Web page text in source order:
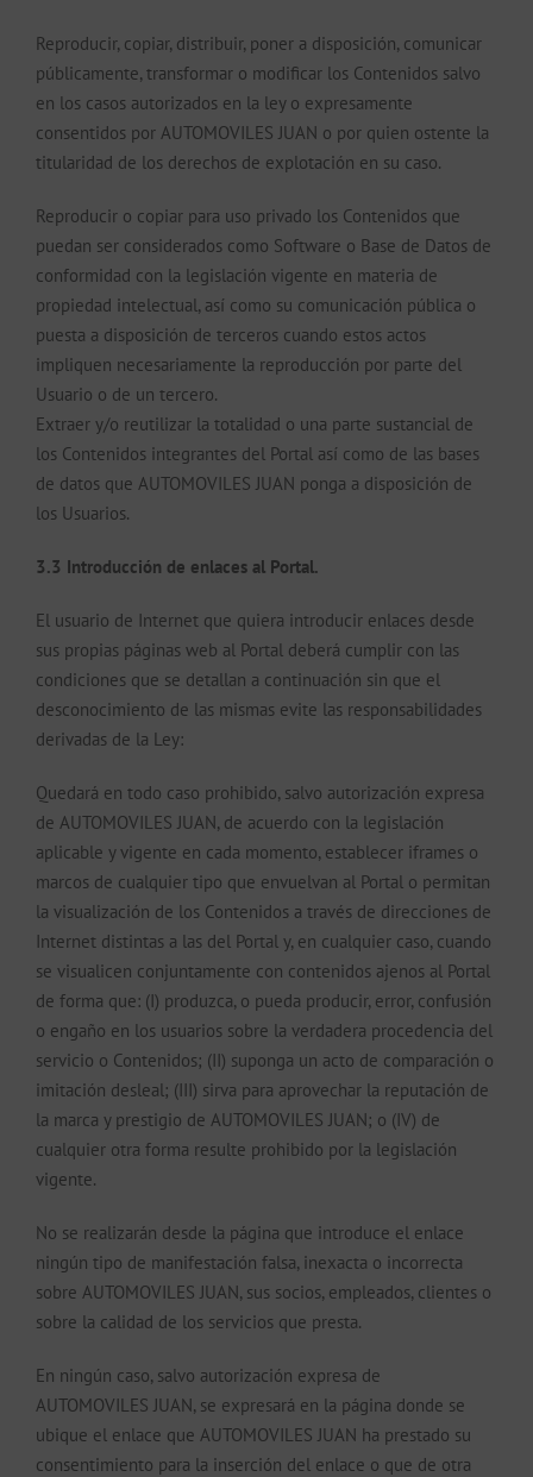
Reproducir, copiar, distribuir, poner a disposición, comunicar
públicamente, transformar o modificar los Contenidos salvo
en los casos autorizados en la ley o expresamente
consentidos por AUTOMOVILES JUAN o por quien ostente la
titularidad de los derechos de explotación en su caso.
Reproducir o copiar para uso privado los Contenidos que
puedan ser considerados como Software o Base de Datos de
conformidad con la legislación vigente en materia de
propiedad intelectual, así como su comunicación pública o
puesta a disposición de terceros cuando estos actos
impliquen necesariamente la reproducción por parte del
Usuario o de un tercero.
Extraer y/o reutilizar la totalidad o una parte sustancial de
los Contenidos integrantes del Portal así como de las bases
de datos que AUTOMOVILES JUAN ponga a disposición de
los Usuarios.
3.3 Introducción de enlaces al Portal.
El usuario de Internet que quiera introducir enlaces desde
sus propias páginas web al Portal deberá cumplir con las
condiciones que se detallan a continuación sin que el
desconocimiento de las mismas evite las responsabilidades
derivadas de la Ley:
Quedará en todo caso prohibido, salvo autorización expresa
de AUTOMOVILES JUAN, de acuerdo con la legislación
aplicable y vigente en cada momento, establecer iframes o
marcos de cualquier tipo que envuelvan al Portal o permitan
la visualización de los Contenidos a través de direcciones de
Internet distintas a las del Portal y, en cualquier caso, cuando
se visualicen conjuntamente con contenidos ajenos al Portal
de forma que: (I) produzca, o pueda producir, error, confusión
o engaño en los usuarios sobre la verdadera procedencia del
servicio o Contenidos; (II) suponga un acto de comparación o
imitación desleal; (III) sirva para aprovechar la reputación de
la marca y prestigio de AUTOMOVILES JUAN; o (IV) de
cualquier otra forma resulte prohibido por la legislación
vigente.
No se realizarán desde la página que introduce el enlace
ningún tipo de manifestación falsa, inexacta o incorrecta
sobre AUTOMOVILES JUAN, sus socios, empleados, clientes o
sobre la calidad de los servicios que presta.
En ningún caso, salvo autorización expresa de
AUTOMOVILES JUAN, se expresará en la página donde se
ubique el enlace que AUTOMOVILES JUAN ha prestado su
consentimiento para la inserción del enlace o que de otra